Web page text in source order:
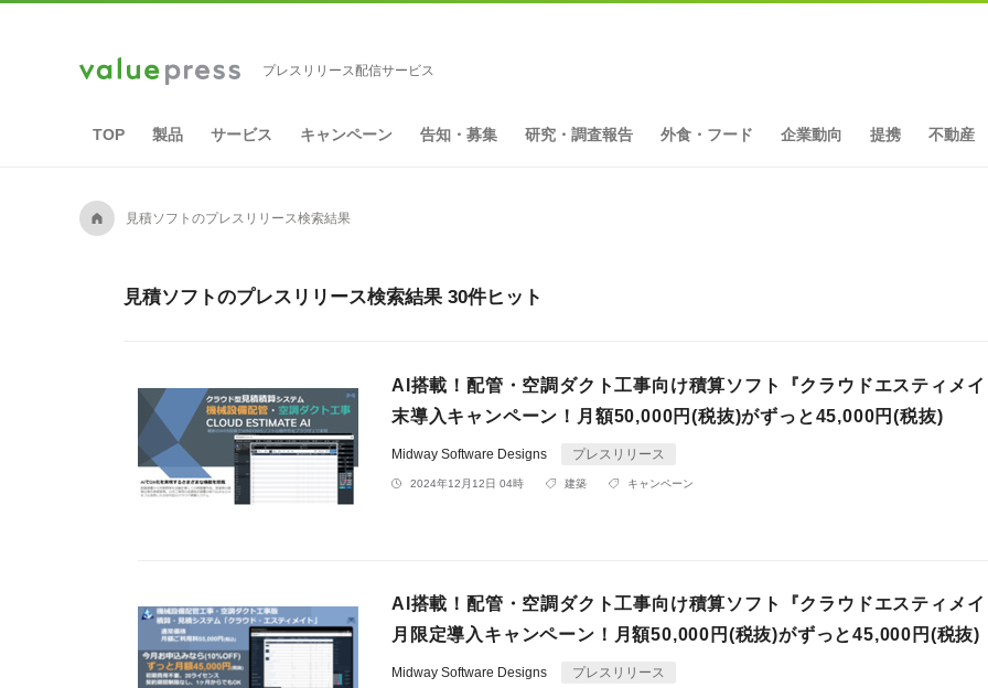
プレスリリース配信サービス
TOP 製品 サービス キャンペーン 告知・募集 研究・調査報告 外食・フード 企業動向 提携 不動産
A 見積ソフトのプレスリリース検索結果
見積ソフトのプレスリリース検索結果 30件ヒット
AI搭載！配管・空調ダクト工事向け積算ソフト『クラウドエスティメ
末導入キャンペーン！月額50,000円(税抜)がずっと45,000円(税抜)
Midway Software Designs プレスリリース
2024年12月12日 04時 建築 キャンペーン
AI搭載！配管・空調ダクト工事向け積算ソフト『クラウドエスティメ
月限定導入キャンペーン！月額50,000円(税抜)がずっと45,000円(税抜)
Midway Software Designs プレスリリース